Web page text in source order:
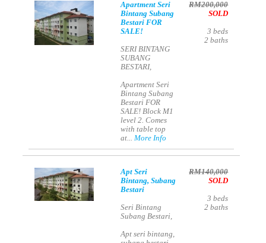
Apartment Seri
Bintang Subang
Bestari FOR
SALE!
SERI BINTANG
SUBANG
BESTARI,
Apartment Seri
Bintang Subang
Bestari FOR
SALE! Block M1
level 2. Comes
with table top
at...More Info
RM200,000
SOLD
3 beds
2 baths
Apt Seri
Bintang, Subang
Bestari
Seri Bintang
Subang Bestari,
Apt seri bintang,
RM140,000
SOLD
3 beds
2 baths